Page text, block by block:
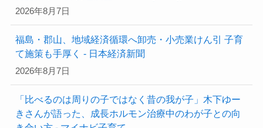
2026年8月7日
福島・郡山、地域経済循環へ卸売・小売業けん引 子育
て施策も手厚く - 日本経済新聞
2026年8月7日
「比べるのは周りの子ではなく昔の我が子」木下ゆー
きさんが語った、成長ホルモン治療中のわが子との向